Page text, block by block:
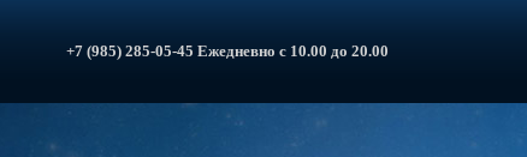
+7 (985) 285-05-45 Ежедневно с 10.00 до 20.00